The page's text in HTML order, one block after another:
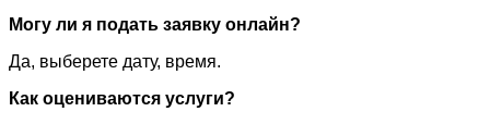
Могу ли я подать заявку онлайн?
Да, выберете дату, время.
Как оцениваются услуги?